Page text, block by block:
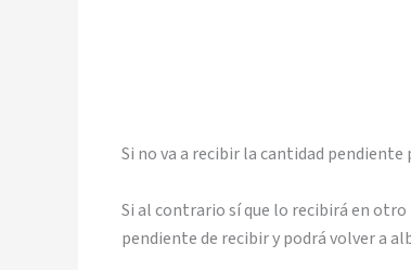
Si no va a recibir la cantidad
Si al contrario sí que lo recibirá en
pendiente de recibir y podrá volver a